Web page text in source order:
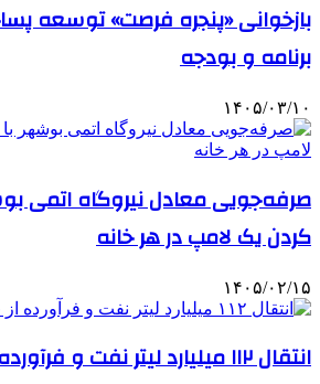
بازخوانی «پنجره فرصت» توسعه
برنامه و بودجه
۱۴۰۵/۰۳/۱۰
صرفه‌جویی معادل نیروگاه اتمی
کردن یک لامپ در هر خانه
۱۴۰۵/۰۲/۱۵
انتقال ۱۱۲ میلیارد لیتر نفت و